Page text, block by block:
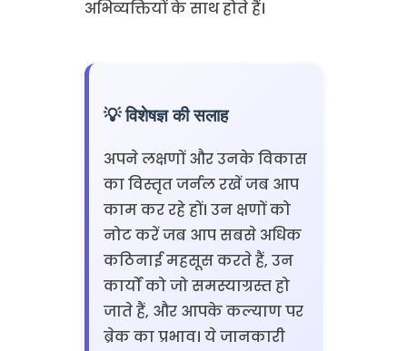
अभिव्यक्तियों के साथ होते हैं।
💡 विशेषज्ञ की सलाह
अपने लक्षणों और उनके विकास
का विस्तृत जर्नल रखें जब आप
काम कर रहे हों। उन क्षणों को
नोट करें जब आप सबसे अधिक
कठिनाई महसूस करते हैं, उन
कार्यों को जो समस्याग्रस्त हो
जाते हैं, और आपके कल्याण पर
ब्रेक का प्रभाव। ये जानकारी